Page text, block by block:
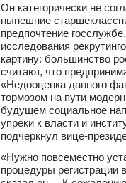
Он категорически не
нынешние
предпочтение
исследования
картину: большинство
считают, что
«Недооценка данного
тормозом на пути
будущем социальное
упреки к власти и
подчеркнул вице-
«Нужно повсеместно
процедуры регистрации